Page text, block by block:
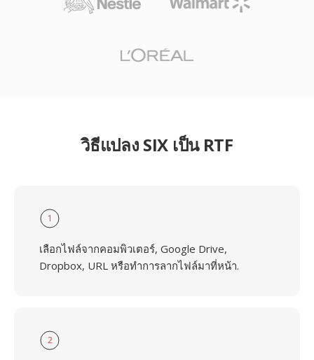
วิธีแปลง SIX เป็น RTF
1
เลือกไฟล์จากคอมพิวเตอร์, Google Drive,
Dropbox, URL หรือทำการลากไฟล์มาที่หน้า.
2